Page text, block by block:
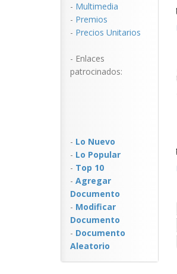
- Multimedia
- Premios
- Precios Unitarios
- Enlaces
patrocinados:
- Lo Nuevo
- Lo Popular
- Top 10
- Agregar
Documento
- Modificar
Documento
- Documento
Aleatorio